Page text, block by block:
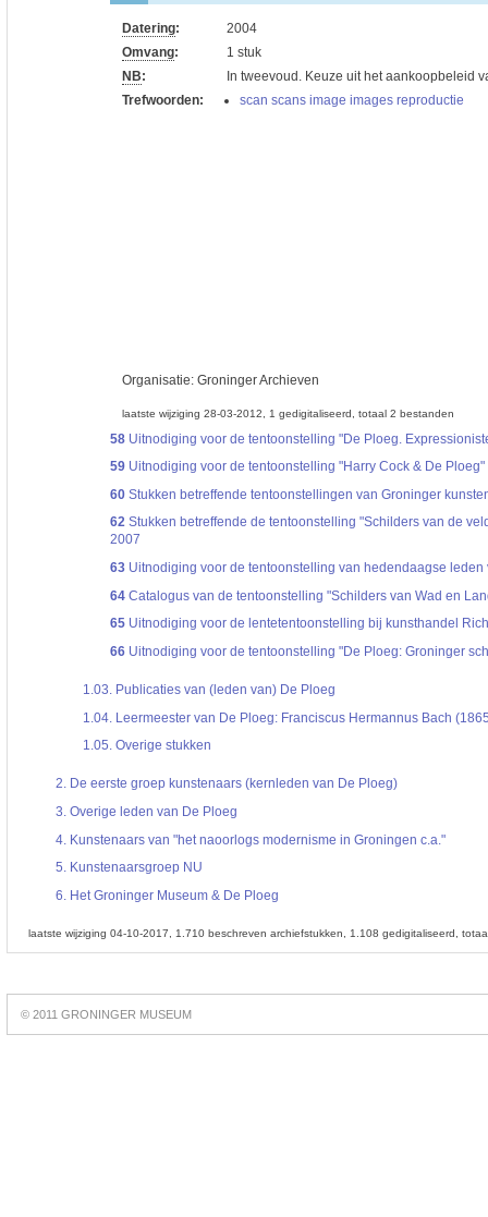
Datering:
2004
Omvang:
1 stuk
NB:
In tweevoud. Keuze uit het aankoopbeleid
Trefwoorden:
scan scans image images reproductie
Organisatie: Groninger Archieven
laatste wijziging 28-03-2012 1 gedigitaliseerd totaal 2 bestanden
58Uitnodiging voor de tentoonstelling "De Ploeg.
59Uitnodiging voor de tentoonstelling "Harry Cock & De
60Stukken betreffende tentoonstellingen van Groninger
62Stukken betreffende de tentoonstelling "Schilders van de
2007
63Uitnodiging voor de tentoonstelling van hedendaagse
64Catalogus van de tentoonstelling "Schilders van Wad en
65Uitnodiging voor de lentetentoonstelling bij kunsthandel
66Uitnodiging voor de tentoonstelling "De Ploeg: Groninger
1.03.Publicaties van (leden van) De Ploeg
1.04. Leermeester van De Ploeg: Franciscus Hermannus Bach
1.05.Overige stukken
2.De eerste groep kunstenaars (kernleden van De Ploeg)
3.Overige leden van De Ploeg
4. Kunstenaars van "het naoorlogs modernisme in Groningen c.a."
5.Kunstenaarsgroep NU
6. Het Groninger Museum & De Ploeg
laatste wijziging 04-10-2017 1.710 beschreven archiefstukken 1.108 gedigitaliseerd
Best
online© 2011 GRONINGER MUSEUM